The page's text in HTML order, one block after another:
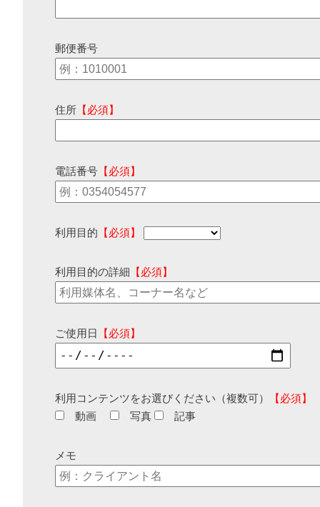
郵便番号
住所 【必須】
電話番号 【必須】
利用目的 【必須】
利用目的の詳細 【必須】
ご使用日 【必須】
利用コンテンツをお選びください（複数可）
【必須】
動画
写真 記事
メモ